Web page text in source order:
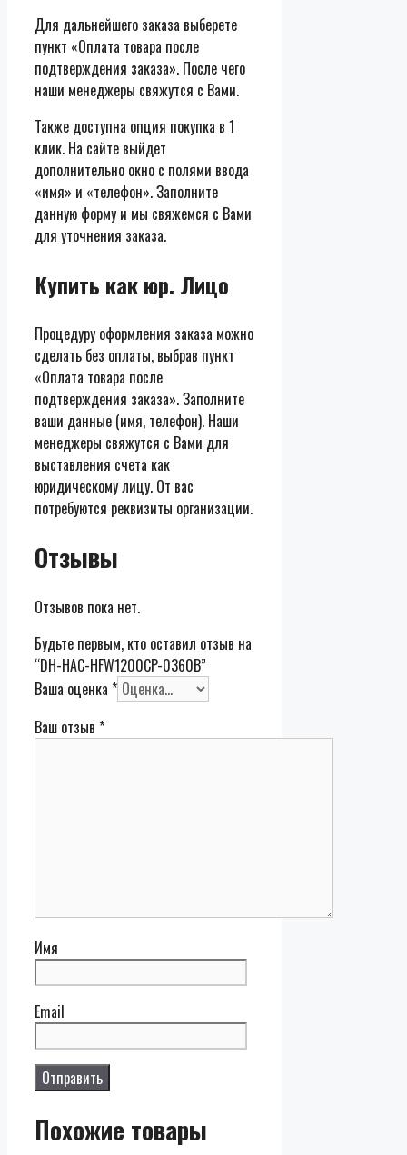
Для дальнейшего заказа выберете
пункт «Оплата товара после
подтверждения заказа». После чего
наши менеджеры свяжутся с Вами.
Также доступна опция покупка в 1
клик. На сайте выйдет
дополнительно окно с полями ввода
«имя» и «телефон». Заполните
данную форму и мы свяжемся с Вами
для уточнения заказа.
Купить как юр. Лицо
Процедуру оформления заказа можно
сделать без оплаты, выбрав пункт
«Оплата товара после
подтверждения заказа». Заполните
ваши данные (имя, телефон). Наши
менеджеры свяжутся с Вами для
выставления счета как
юридическому лицу. От вас
потребуются реквизиты организации.
Отзывы
Отзывов пока нет.
Будьте первым, кто оставил отзыв на
“DH-HAC-HFW1200CP-0360B”
Ваша оценка *
Ваш отзыв *
Имя
Email
Похожие товары